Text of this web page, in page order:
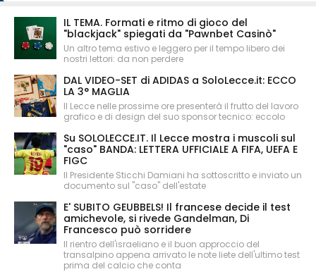
IL TEMA. Formati e ritmo di gioco del
"blackjack" spiegati da "Pawnbet Casinò"
Un altro tema estivo e leggero per il tempo libero dei
nostri lettori: da non perdere
DAL VIDEO-SET di ADIDAS a SoloLecce.it: ECCO
LA 3° MAGLIA
Il Lecce nelle prossime ore presenterà il frutto del lavoro
grafico e di design del suo sponsor tecnico: eccolo
Su SOLOLECCE.IT. Il Lecce mostra i muscoli sul
"caso" BANDA: LETTERA UFFICIALE A FIFA, UEFA E
FIGC
Il Presidente Sticchi Damiani ha sottoscritto e inviato un
documento sul "caso" dell'estate
E' SUBITO GEUBBELS! Il francese decide il test
amichevole, si rivede Gandelman, Di
Francesco può sorridere
Il rientro dell'israeliano e il buon approccio del
transalpino appena arrivato le note liete dell'ultimo test
prima del calcio che conta